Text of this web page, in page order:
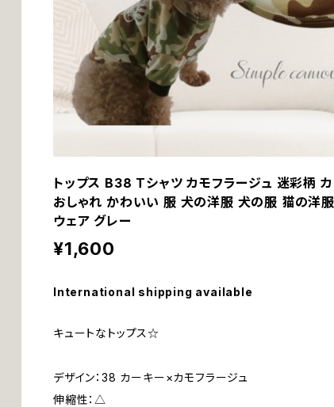
トップス B38 Tシャツ カモフラージュ 迷彩柄
おしゃれ かわいい 服 犬の洋服 犬の服 猫の洋
ウェア グレー
¥1,600
International shipping available
キュートなトップス☆
デザイン：38 カーキー×カモフラージュ
伸縮性：△